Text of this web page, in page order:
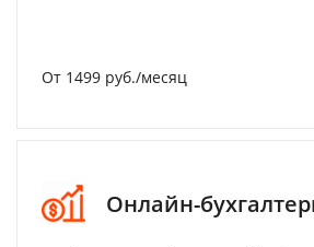
От 1499 руб./месяц
Онлайн-